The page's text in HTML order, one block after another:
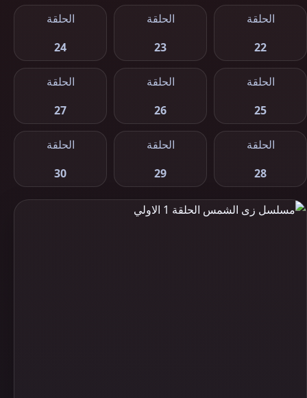
الحلقة
22
الحلقة
23
الحلقة
24
الحلقة
25
الحلقة
26
الحلقة
27
الحلقة
28
الحلقة
29
الحلقة
30